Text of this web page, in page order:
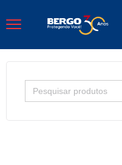
Search
for: